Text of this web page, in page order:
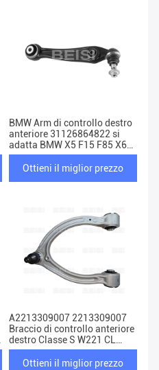
BMW Arm di controllo destro
anteriore 31126864822 si
adatta BMW X5 F15 F85 X6
F16 Nuovo
Ottieni il miglior prezzo
A2213309007 2213309007
Braccio di controllo anteriore
destro Classe S W221 CL
C216 Originale
Ottieni il miglior prezzo